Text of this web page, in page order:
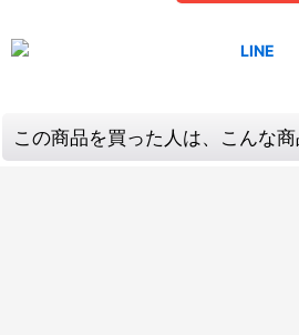
この商品を買った人は、こんな